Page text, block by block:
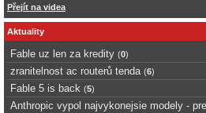
Přejít na videa
Aktuality
Fable uz len za kredity (0)
zranitelnost ac routerů tenda (6)
Fable 5 is back (5)
Anthropic vypol najvykonejsie modely -